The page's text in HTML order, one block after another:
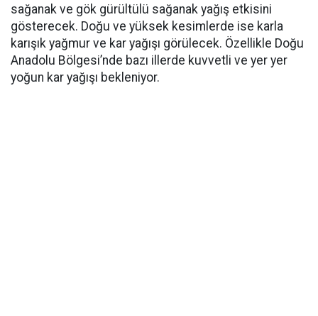
sağanak ve gök gürültülü sağanak yağış etkisini
gösterecek. Doğu ve yüksek kesimlerde ise karla
karışık yağmur ve kar yağışı görülecek. Özellikle Doğu
Anadolu Bölgesi’nde bazı illerde kuvvetli ve yer yer
yoğun kar yağışı bekleniyor.